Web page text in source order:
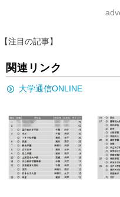
【注目の記事】
関連リンク
大学通信ONLINE